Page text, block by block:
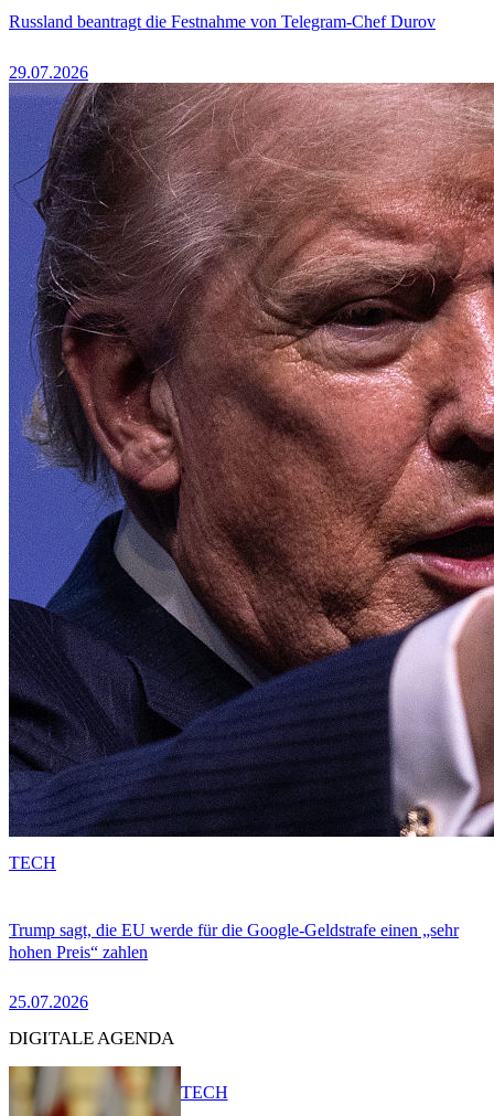
Russland beantragt die Festnahme von Telegram-Chef Durov
29.07.2026
Trump sagt, die EU werde für die Google-Geldstrafe einen „sehr
hohen Preis“ zahlen
25.07.2026
TECH
DIGITALE AGENDA
TECH